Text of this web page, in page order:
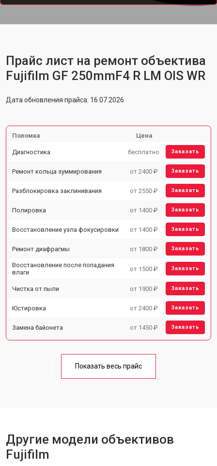
Прайс лист на ремонт объектива
Fujifilm GF 250mmF4 R LM OIS WR
Дата обновления прайса: 16.07.2026
Поломка Цена
Диагностика бесплатно Заказать
Ремонт кольца зуммирования от 2400 ₽ Заказать
Разблокировка заклинивания от 2550 ₽ Заказать
Полировка от 1400 ₽ Заказать
Восстановление узла фокусировки от 1400 ₽ Заказать
Ремонт диафрагмы от 1800 ₽ Заказать
Восстановление после попадания
влаги
от 1500 ₽ Заказать
Чистка от пыли от 1900 ₽ Заказать
Юстировка от 2400 ₽ Заказать
Замена байонета от 1450 ₽ Заказать
Показать весь прайс
Другие модели объективов
Fujifilm